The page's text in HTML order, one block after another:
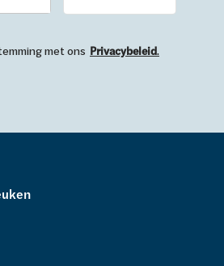
met ons Privacybeleid.